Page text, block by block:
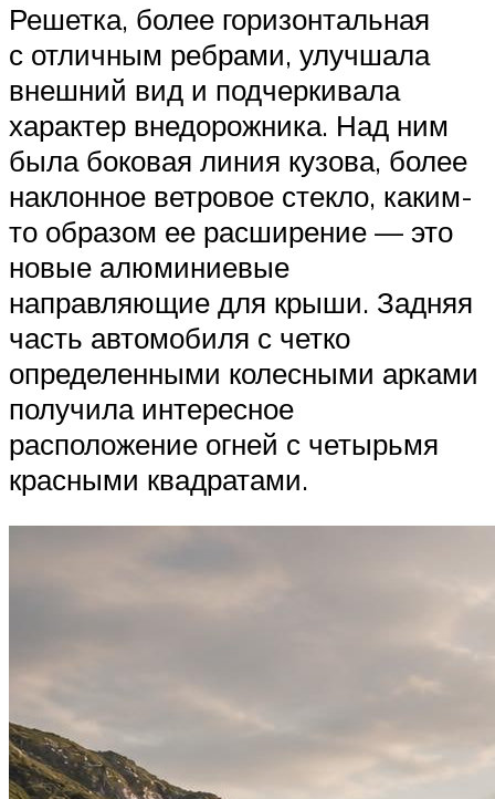
Решетка, более горизонтальная
с отличным ребрами, улучшала
внешний вид и подчеркивала
характер внедорожника. Над ним
была боковая линия кузова, более
наклонное ветровое стекло, каким-
то образом ее расширение — это
новые алюминиевые
направляющие для крыши. Задняя
часть автомобиля с четко
определенными колесными арками
получила интересное
расположение огней с четырьмя
красными квадратами.